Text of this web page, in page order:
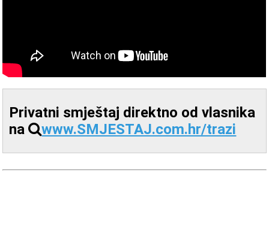
Privatni smještaj direktno od vlasnika
na
www.SMJESTAJ.com.hr/trazi